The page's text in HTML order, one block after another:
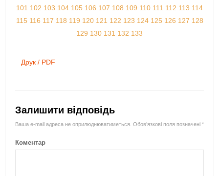
101 102 103 104 105 106 107 108 109 110 111 112 113 114
115 116 117 118 119 120 121 122 123 124 125 126 127 128
129 130 131 132 133
Друк / PDF
Залишити відповідь
Ваша e-mail адреса не оприлюднюватиметься. Обов’язкові поля позначені *
Коментар